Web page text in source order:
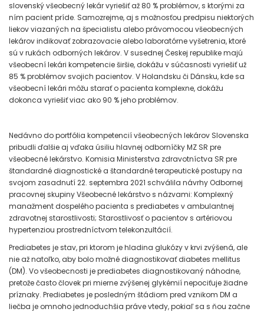
slovenský všeobecný lekár vyriešiť až 80 % problémov, s ktorými za
ním pacient príde. Samozrejme, aj s možnosťou predpisu niektorých
liekov viazaných na špecialistu alebo právomocou všeobecných
lekárov indikovať zobrazovacie alebo laboratórne vyšetrenia, ktoré
sú v rukách odborných lekárov. V susednej Českej republike majú
všeobecní lekári kompetencie širšie, dokážu v súčasnosti vyriešiť už
85 % problémov svojich pacientov. V Holandsku či Dánsku, kde sa
všeobecní lekári môžu starať o pacienta komplexne, dokážu
dokonca vyriešiť viac ako 90 % jeho problémov.
Nedávno do portfólia kompetencií všeobecných lekárov Slovenska
pribudli ďalšie aj vďaka úsiliu hlavnej odborníčky MZ SR pre
všeobecné lekárstvo. Komisia Ministerstva zdravotníctva SR pre
štandardné diagnostické a štandardné terapeutické postupy na
svojom zasadnutí 22. septembra 2021 schválila návrhy Odbornej
pracovnej skupiny Všeobecné lekárstvo s názvami: Komplexný
manažment dospelého pacienta s prediabetes v ambulantnej
zdravotnej starostlivosti; Starostlivosť o pacientov s artériovou
hypertenziou prostredníctvom telekonzultácií.
Prediabetes je stav, pri ktorom je hladina glukózy v krvi zvýšená, ale
nie až natoľko, aby bolo možné diagnostikovať diabetes mellitus
(DM). Vo všeobecnosti je prediabetes diagnostikovaný náhodne,
pretože často človek pri mierne zvýšenej glykémií nepociťuje žiadne
príznaky. Prediabetes je posledným štádiom pred vznikom DM a
liečba je omnoho jednoduchšia práve vtedy, pokiaľ sa s ňou začne